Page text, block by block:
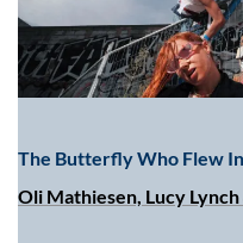
The Butterfly Who Flew
Oli Mathiesen, Lucy